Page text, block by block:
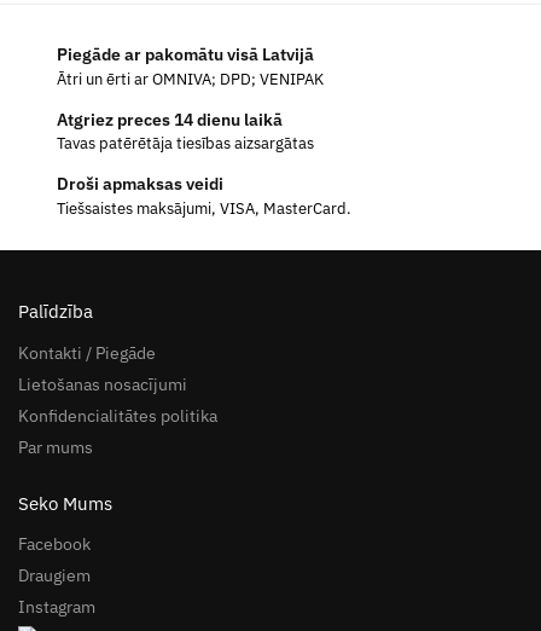
Piegāde ar pakomātu visā Latvijā
Ātri un ērti ar OMNIVA; DPD; VENIPAK
Atgriez preces 14 dienu laikā
Tavas patērētāja tiesības aizsargātas
Droši apmaksas veidi
Tiešsaistes maksājumi, VISA, MasterCard.
Palīdzība
Kontakti / Piegāde
Lietošanas nosacījumi
Konfidencialitātes politika
Par mums
Seko Mums
Facebook
Draugiem
Instagram